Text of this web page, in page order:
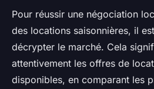
Pour réussir une négociation
des locations saisonnières, il
décrypter le marché. Cela
attentivement les offres de
disponibles, en comparant les